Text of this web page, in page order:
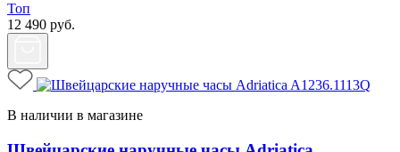
Топ
12 490 руб.
В наличии в магазине